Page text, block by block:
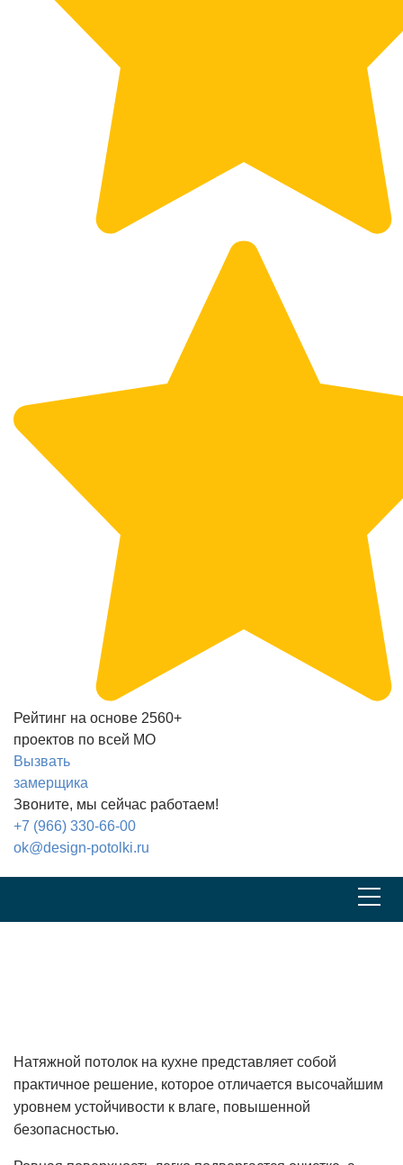
Рейтинг на основе 2560+
проектов по всей МО
Вызвать
замерщика
Звоните, мы сейчас работаем!
+7 (966) 330-66-00
ok@design-potolki.ru
Натяжной потолок на кухне представляет собой
практичное решение, которое отличается высочайшим
уровнем устойчивости к влаге, повышенной
безопасностью.